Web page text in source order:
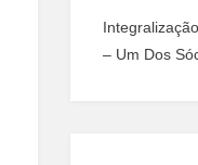
– Um Dos